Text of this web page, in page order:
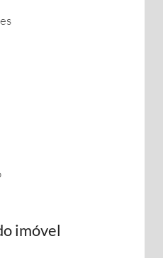
imóvel